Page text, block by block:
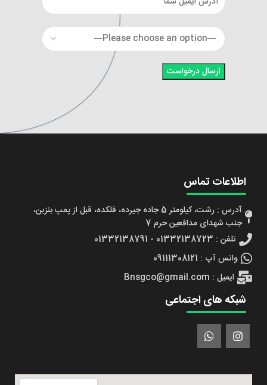
اطلاعات تماس
آدرس : رشت، کیلومتر 5 جاده جیرده، فلکده، قبل از پمپ بنزین،
جنب شهدای مدافعین حرم 7
تلفن : 01332138723 - 01332138791
واتس آپ : 09111308121
ایمیل : Bnsgco@gmail.com
شبکه های اجتماعی